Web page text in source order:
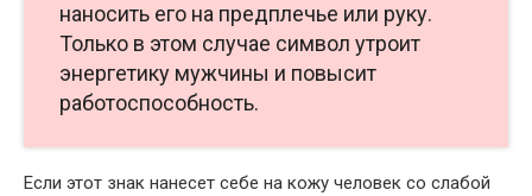
наносить его на предплечье или руку.
Только в этом случае символ утроит
энергетику мужчины и повысит
работоспособность.
Если этот знак нанесет себе на кожу человек со слабой